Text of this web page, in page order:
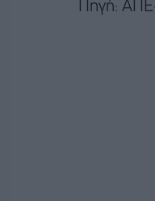
Πηγή: